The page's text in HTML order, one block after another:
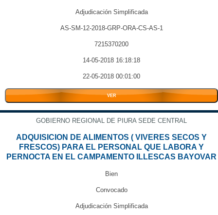
Adjudicación Simplificada
AS-SM-12-2018-GRP-ORA-CS-AS-1
7215370200
14-05-2018 16:18:18
22-05-2018 00:01:00
VER
GOBIERNO REGIONAL DE PIURA SEDE CENTRAL
ADQUISICION DE ALIMENTOS ( VIVERES SECOS Y
FRESCOS) PARA EL PERSONAL QUE LABORA Y
PERNOCTA EN EL CAMPAMENTO ILLESCAS BAYOVAR
Bien
Convocado
Adjudicación Simplificada